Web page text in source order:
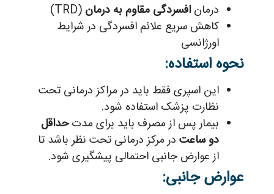
درمانافسردگی مقاوم به درمان (TRD)
کاهش سریع علائم افسردگی در شرایط
اورژانسی
نحوه استفاده:
این اسپری فقط باید در مراکز درمانی تحت
نظارت پزشک استفاده شود.
بیمار پس از مصرف باید برای مدتحداقل
دو ساعت در مرکز درمانی تحت نظر باشد تا
از عوارض جانبی احتمالی پیشگیری شود.
عوارض جانبی: